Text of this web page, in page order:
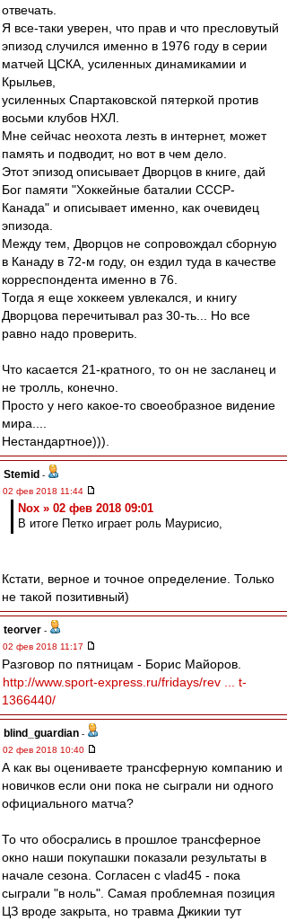
отвечать.
Я все-таки уверен, что прав и что пресловутый
эпизод случился именно в 1976 году в серии
матчей ЦСКА, усиленных динамикамии и
Крыльев,
усиленных Спартаковской пятеркой против
восьми клубов НХЛ.
Мне сейчас неохота лезть в интернет, может
память и подводит, но вот в чем дело.
Этот эпизод описывает Дворцов в книге, дай
Бог памяти "Хоккейные баталии СССР-
Канада" и описывает именно, как очевидец
эпизода.
Между тем, Дворцов не сопровождал сборную
в Канаду в 72-м году, он ездил туда в качестве
корреспондента именно в 76.
Тогда я еще хоккеем увлекался, и книгу
Дворцова перечитывал раз 30-ть... Но все
равно надо проверить.
Что касается 21-кратного, то он не засланец и
не тролль, конечно.
Просто у него какое-то своеобразное видение
мира....
Нестандартное))).
Stemid -
02 фев 2018 11:44
Nox » 02 фев 2018 09:01
В итоге Петко играет роль Маурисио,
Кстати, верное и точное определение. Только
не такой позитивный)
teorver -
02 фев 2018 11:17
Разговор по пятницам - Борис Майоров.
http://www.sport-express.ru/fridays/rev ... t-
1366440/
blind_guardian -
02 фев 2018 10:40
А как вы оцениваете трансферную компанию и
новичков если они пока не сыграли ни одного
официального матча?
То что обосрались в прошлое трансферное
окно наши покупашки показали результаты в
начале сезона. Согласен с vlad45 - пока
сыграли "в ноль". Самая проблемная позиция
ЦЗ вроде закрыта, но травма Джикии тут